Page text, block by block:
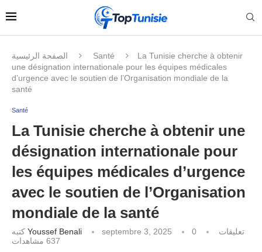
الصفحة الرئيسية Santé
La Tunisie cherche à obtenir
une désignation internationale pour les équipes médicales
d’urgence avec le soutien de l’Organisation mondiale de la
santé
Santé
La Tunisie cherche à obtenir une
désignation internationale pour
les équipes médicales d’urgence
avec le soutien de l’Organisation
mondiale de la santé
Youssef Benali septembre 3, 2025
0 تعليقات
637 مشاهدات